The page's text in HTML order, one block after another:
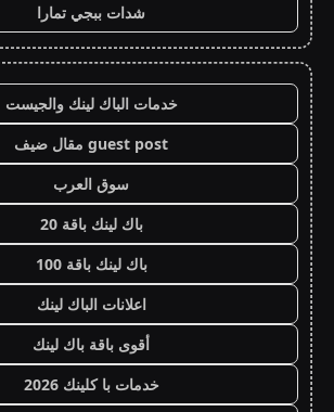
شدات ببجي تمارا
خدمات الباك لينك والجيست
guest post مقال ضيف
سوق العرب
باك لينك باقة 20
باك لينك باقة 100
اعلانات الباك لينك
أقوى باقة باك لينك
خدمات با كلينك 2026